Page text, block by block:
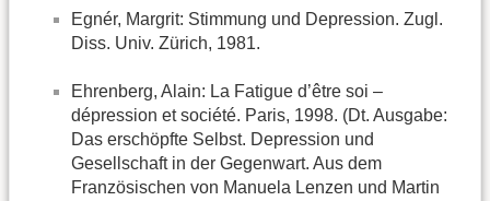
Egnér, Margrit: Stimmung und Depression. Zugl.
Diss. Univ. Zürich, 1981.
Ehrenberg, Alain: La Fatigue d’être soi –
dépression et société. Paris, 1998. (Dt. Ausgabe:
Das erschöpfte Selbst. Depression und
Gesellschaft in der Gegenwart. Aus dem
Französischen von Manuela Lenzen und Martin